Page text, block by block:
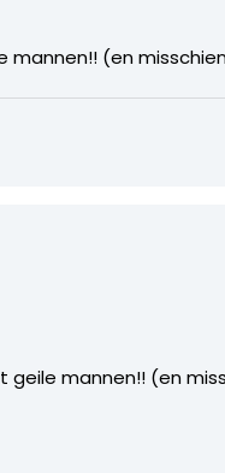
mannen!! (en
geile mannen!! (en